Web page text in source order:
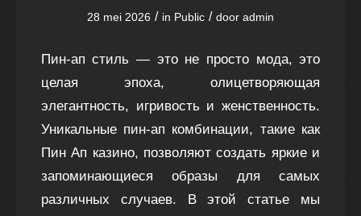
28 mei 2026 / in Public / door admin
Пин-ап стиль — это не просто мода, это
целая эпоха, олицетворяющая
элегантность, игривость и женственность.
Уникальные пин-ап комбинации, такие как
Пин Ап казино, позволяют создать яркие и
запоминающиеся образы для самых
различных случаев. В этой статье мы